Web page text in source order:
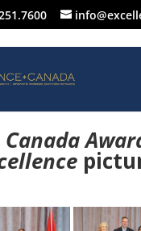
Canada
p